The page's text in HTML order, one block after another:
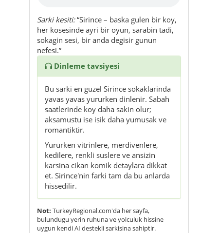
Sarki kesiti:“Sirince – baska gulen bir koy,
her kosesinde ayri bir oyun, sarabin tadi,
sokagin sesi, bir anda degisir gunun
nefesi.”
Dinleme tavsiyesi
Bu sarki en guzel Sirince sokaklarinda
yavas yavas yururken dinlenir. Sabah
saatlerinde koy daha sakin olur;
aksamustu ise isik daha yumusak ve
romantiktir.
Yururken vitrinlere, merdivenlere,
kedilere, renkli suslere ve ansizin
karsina cikan komik detaylara dikkat
et. Sirince'nin farki tam da bu anlarda
hissedilir.
Not: TurkeyRegional.com'da her sayfa,
bulundugu yerin ruhuna ve yolculuk hissine
uygun kendi AI destekli sarkisina sahiptir.